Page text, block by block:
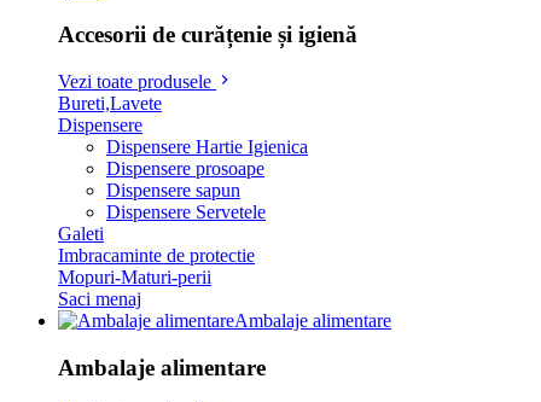
Accesorii de curățenie și igienă
Vezi toate produsele
Bureti,Lavete
Dispensere
Dispensere Hartie Igienica
Dispensere prosoape
Dispensere sapun
Dispensere Servetele
Galeti
Imbracaminte de protectie
Mopuri-Maturi-perii
Saci menaj
Ambalaje alimentare
Ambalaje alimentare